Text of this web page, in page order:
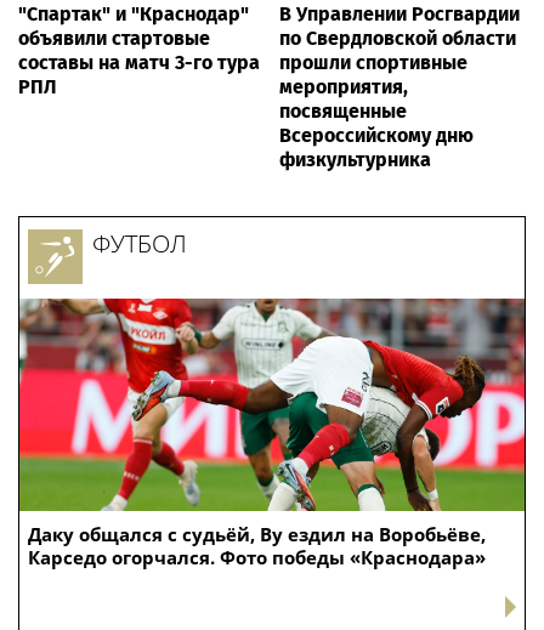
"Спартак" и "Краснодар"
объявили стартовые
составы на матч 3-го тура
РПЛ
В Управлении Росгвардии
по Свердловской области
прошли спортивные
мероприятия,
посвященные
Всероссийскому дню
физкультурника
Даку общался с судьёй, Ву ездил на Воробьёве,
Карседо огорчался. Фото победы «Краснодара»
ФУТБОЛ